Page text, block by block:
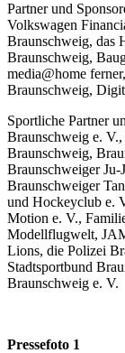
Partner und
Volkswagen
Braunschweig, das
Braunschweig,
media@home
Braunschweig,
Sportliche Partner
Braunschweig e.
Braunschweig,
Braunschweiger
Braunschweiger
und Hockeyclub e.
Motion e. V.,
Modellflugwelt,
Lions, die Polizei
Stadtsportbund
Braunschweig e. V.
Pressefoto 1